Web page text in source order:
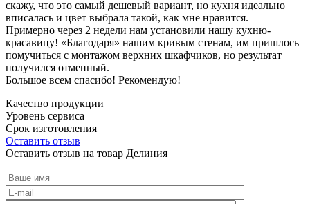
скажу, что это самый дешевый вариант, но кухня идеально
вписалась и цвет выбрала такой, как мне нравится.
Примерно через 2 недели нам установили нашу кухню-
красавицу! «Благодаря» нашим кривым стенам, им пришлось
помучиться с монтажом верхних шкафчиков, но результат
получился отменный.
Большое всем спасибо! Рекомендую!
Качество продукции
Уровень сервиса
Срок изготовления
Оставить отзыв
Оставить отзыв на товар Делиния